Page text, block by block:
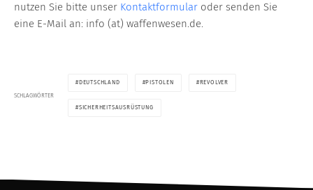
nutzen Sie bitte unser Kontaktformular oder senden Sie
eine E-Mail an: info (at) waffenwesen.de.
SCHLAGWÖRTER
DEUTSCHLAND PISTOLEN REVOLVER
SICHERHEITSAUSRÜSTUNG